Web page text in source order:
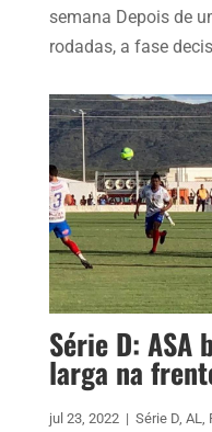
semana Depois de
rodadas, a fase
Série D: ASA
larga na
jul 23, 2022 | Série D, AL,